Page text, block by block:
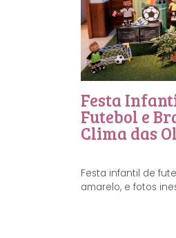
Festa
Futebol e
Clima das
Festa infantil de
amarelo, e fotos